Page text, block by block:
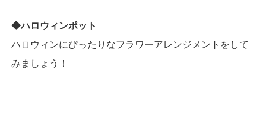
◆ハロウィンポット
ハロウィンにぴったりなフラワーアレンジメントをして
みましょう！